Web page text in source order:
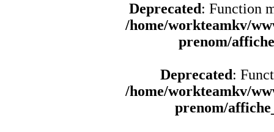
Deprecated: Function
/home/workteamkv/
prenom/
Deprecated:
/home/workteamkv/
prenom/